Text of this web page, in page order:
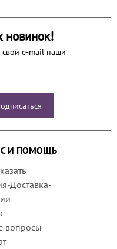
новинок!
свой e-mail наши
И ПОМОЩЬ
Доставка-
вопросы